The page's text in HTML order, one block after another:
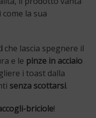
come la sua
che lascia spegnere il
e le pinze in acciaio
i toast dalla
senza scottarsi.
briciole!